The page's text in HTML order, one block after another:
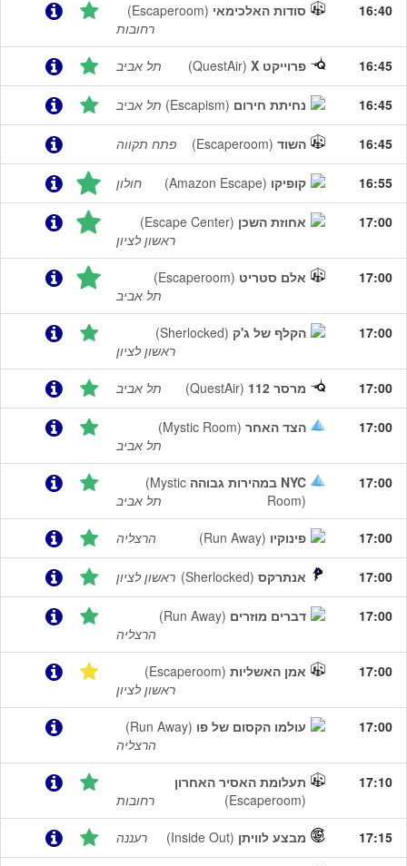
16:40 סודות האלכימאי (Escaperoom)
רחובות
16:45 פרוייקט X (QuestAir) תל אביב
16:45 נחיתת חירום (Escapism) תל אביב
16:45 השוד (Escaperoom) פתח תקווה
16:55 קופיקו (Amazon Escape) חולון
17:00 אחוזת השכן (Escape Center)
ראשון לציון
17:00 אלם סטריט (Escaperoom)
תל אביב
17:00 הקלף של ג'ק (Sherlocked)
ראשון לציון
17:00 מרסר 112 (QuestAir) תל אביב
17:00 הצד האחר (Mystic Room)
תל אביב
17:00 NYC במהירות גבוהה
(Mystic
Room)
תל אביב
17:00 פינוקיו (Run Away) הרצליה
17:00 אנתרקס (Sherlocked) ראשון לציון
17:00 דברים מוזרים (Run Away)
הרצליה
17:00 אמן האשליות (Escaperoom)
ראשון לציון
17:00 עולמו הקסום של פו (Run Away)
הרצליה
17:10
תעלומת האסיר האחרון
(Escaperoom)
רחובות
17:15 מבצע לוויתן (Inside Out) רעננה